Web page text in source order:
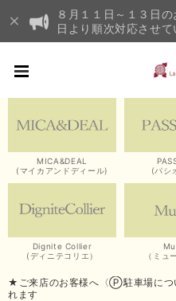
８月１１日～１３日
日より順次対応させて
MICA&DEAL
(マイカアンドディール)
(パシ
Dignite Collier
(ディニテコリエ）
（ミュ
★ご来店のお客様へ〈Ⓟ駐車場につ
れます